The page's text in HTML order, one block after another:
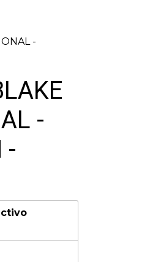
-
-
-